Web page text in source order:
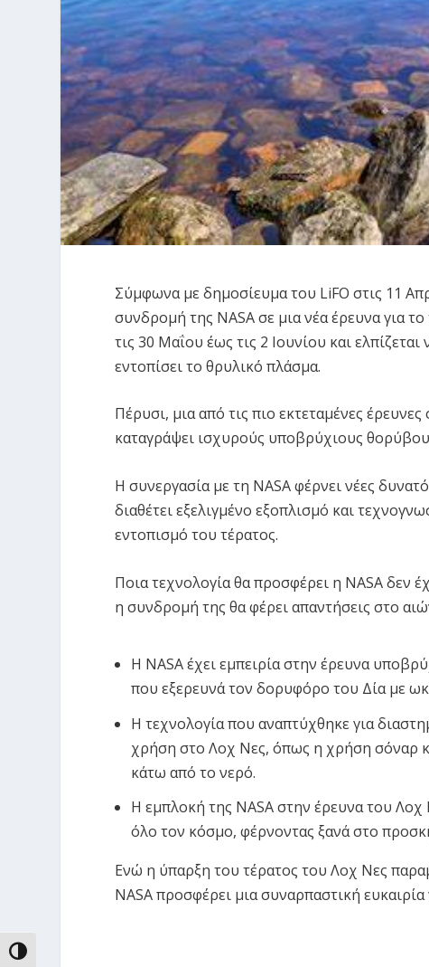
ΕΝΑΛΛΑΓΉ ΥΨΗΛΉΣ ΑΝΤΊΘΕΣΗΣ
Σύμφωνα με δημοσίευμα του LiFO στις 11
συνδρομή της NASA σε μια νέα έρευνα για
τις 30 Μαΐου έως τις 2 Ιουνίου και
εντοπίσει το θρυλικό πλάσμα.
Πέρυσι, μια από τις πιο εκτεταμένες
καταγράψει ισχυρούς υποβρύχιους
Η συνεργασία με τη NASA φέρνει νέες
διαθέτει εξελιγμένο εξοπλισμό και
εντοπισμό του τέρατος.
Ποια τεχνολογία θα προσφέρει η NASA δεν
η συνδρομή της θα φέρει απαντήσεις στο
Η NASA έχει εμπειρία στην έρευνα
που εξερευνά τον δορυφόρο του Δία με
Η τεχνολογία που αναπτύχθηκε για
χρήση στο Λοχ Νες, όπως η χρήση σόναρ
κάτω από το νερό.
Η εμπλοκή της NASA στην έρευνα του
όλο τον κόσμο, φέρνοντας ξανά στο
Ενώ η ύπαρξη του τέρατος του Λοχ Νες
NASA προσφέρει μια συναρπαστική